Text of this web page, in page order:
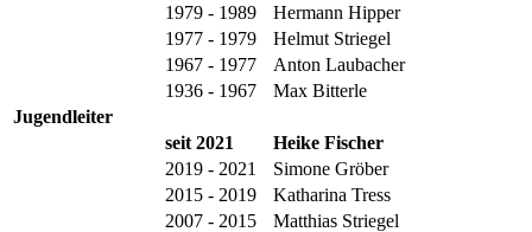
1979 - 1989
Hermann Hipper
1977 - 1979
Helmut Striegel
1967 - 1977
Anton Laubacher
1936 - 1967
Max Bitterle
Jugendleiter
seit 2021
Heike Fischer
2019 - 2021
Simone Gröber
2015 - 2019
Katharina Tress
2007 - 2015
Matthias Striegel